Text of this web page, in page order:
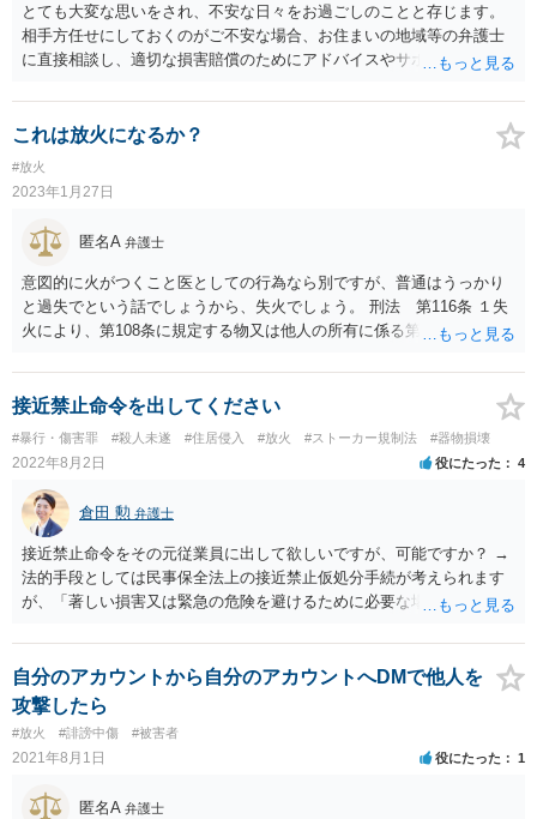
とても大変な思いをされ、不安な日々をお過ごしのことと存じます。
相手方任せにしておくのがご不安な場合、お住まいの地域等の弁護士
に直接相談し、適切な損害賠償のためにアドバイスやサポートをして
きる損害項目、立証のために必要となる証拠等についてアドバイスを
受け、今のうちから準備しておくことも考えられます）。 また、賠償
漏れ等のないよう、あなたの自宅で加入していた火災保険の内容も確
認しておくとよろしいかと思います。 なお、今回の火災の件、刑法の
失火罪や重過失失火罪等に該当する可能性があるかと思われますが、
警察が立件•捜査しているのかについても確認しておくことも考えられ
ます。 【参考】失火ノ責任ニ関スル法律 民法第七百九条ノ規定ハ失火
ノ場合ニハ之ヲ適用セス但シ失火者ニ重大ナル過失アリタルトキハ此
ノ限ニ在ラス 【参考】刑法 （失火） 第百十六条 失火により、第百
八条に規定する物又は他人の所有に係る第百九条に規定する物を焼損
した者は、五十万円以下の罰金に処する。 ２ 失火により、第百九条
に規定する物であって自己の所有に係るもの又は第百十条に規定する
物を焼損し、よって公共の危険を生じさせた者も、前項と同様とす
る。 （業務上失火等） 第百十七条の二 第百十六条又は前条第一項の
行為が業務上必要な注意を怠ったことによるとき、又は重大な過失に
よるときは、三年以下の禁錮又は百五十万円以下の罰金に処する。
これは放火になるか？
#放火
2023年1月27日
匿名A 弁護士
意図的に火がつくこと医としての行為なら別ですが、普通はうっかり
と過失でという話でしょうから、失火でしょう。 刑法 第116条 １失
火により、第108条に規定する物又は他人の所有に係る第109条に規定
第109条に規定する物であって自己の所有に係るもの又は第110条に規
定する物を焼損し、よって公共の危険を生じさせた者も、前項と同様
接近禁止命令を出してください
#暴行・傷害罪 #殺人未遂 #住居侵入 #放火 #ストーカー規制法 #器物損壊
2022年8月2日 役にたった 4
倉田 勲 弁護士
接近禁止命令をその元従業員に出して欲しいですが、可能ですか？ →
法的手段としては民事保全法上の接近禁止仮処分手続が考えられます
が、「著しい損害又は緊急の危険を避けるために必要な場合」（保全
のハードルは一般的に高いので、過去に支店に来て営業妨害を現にし
たことがあるなどの会社に著しい損害や緊急の危険が生じることを裏
付ける事情がなければ保全の必要性が認められる可能性は低いと思わ
れます。この場では一般的な回答しかできませんので、法務担当の方
とよくご相談ください。
自分のアカウントから自分のアカウントへDMで他人を
攻撃したら
#放火 #誹謗中傷 #被害者
2021年8月1日 役にたった 1
匿名A 弁護士